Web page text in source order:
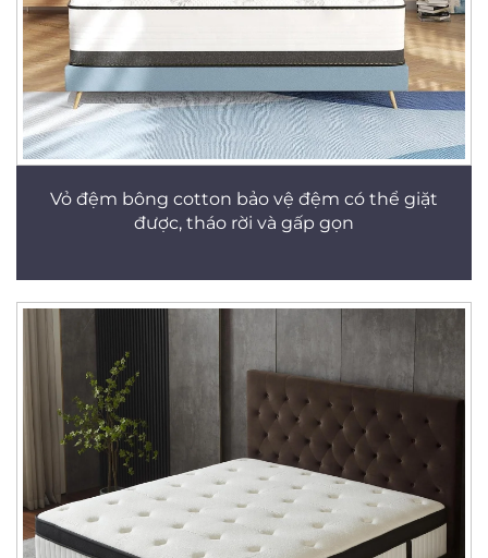
Vỏ đệm bông cotton bảo vệ đệm có thể giặt
được, tháo rời và gấp gọn